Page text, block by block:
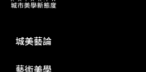
城美藝論
藝術美學